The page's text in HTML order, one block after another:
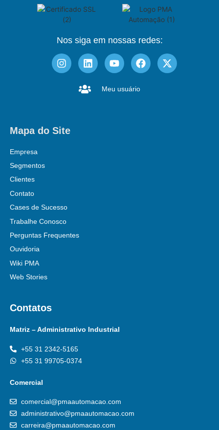
Nos siga em nossas redes:
Meu usuário
Mapa do Site
Empresa
Segmentos
Clientes
Contato
Cases de Sucesso
Trabalhe Conosco
Perguntas Frequentes
Ouvidoria
Wiki PMA
Web Stories
Contatos
Matriz – Administrativo Industrial
+55 31 2342-5165
+55 31 99705-0374
Comercial
comercial@pmaautomacao.com
administrativo@pmaautomacao.com
carreira@pmaautomacao.com